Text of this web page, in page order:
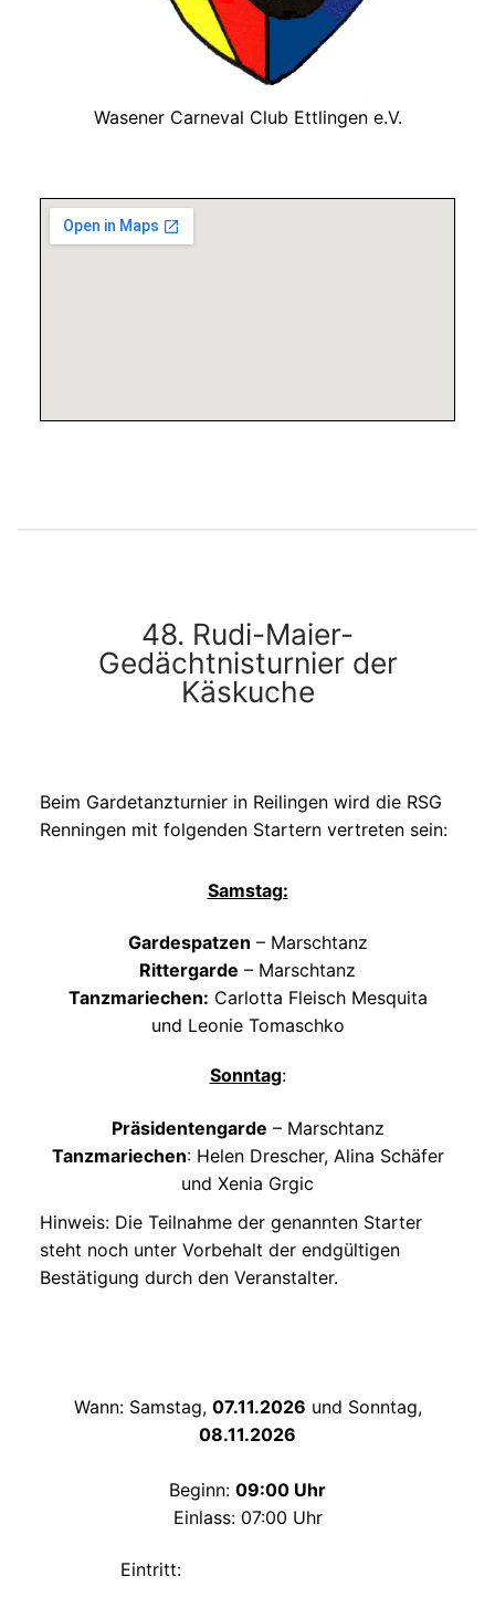
Wasener Carneval Club Ettlingen e.V.
48. Rudi-Maier-
Gedächtnisturnier der
Käskuche
Beim Gardetanzturnier in Reilingen wird die RSG
Renningen mit folgenden Startern vertreten sein:
Samstag:
Gardespatzen – Marschtanz
Rittergarde – Marschtanz
Tanzmariechen: Carlotta Fleisch Mesquita
und Leonie Tomaschko
Sonntag:
Präsidentengarde – Marschtanz
Tanzmariechen: Helen Drescher, Alina Schäfer
und Xenia Grgic
Hinweis: Die Teilnahme der genannten Starter
steht noch unter Vorbehalt der endgültigen
Bestätigung durch den Veranstalter.
Wann: Samstag, 07.11.2026 und Sonntag,
08.11.2026
Beginn: 09:00 Uhr
Einlass: 07:00 Uhr
Eintritt: